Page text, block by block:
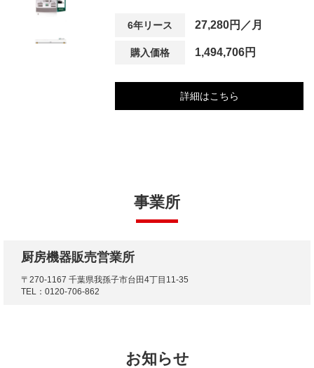
6年リース 27,280円／月
購入価格 1,494,706円
詳細はこちら
事業所
厨房機器販売営業所
〒270-1167 千葉県我孫子市台田4丁目11-35
TEL：0120-706-862
お知らせ